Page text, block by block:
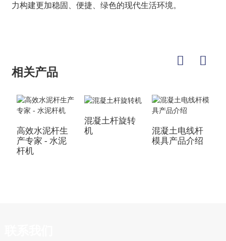
力构建更加稳固、便捷、绿色的现代生活环境。
相关产品
高效水泥杆生
产专家 - 水泥
杆机
混凝土杆旋转
机
混凝土电线杆
模具产品介绍